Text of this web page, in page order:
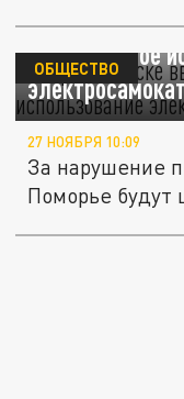
В
неправильное
ОБЩЕСТВО
27 НОЯБРЯ 10:09
За нарушение
Поморье будут